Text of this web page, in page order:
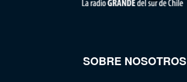
SOBRE NOSOTROS